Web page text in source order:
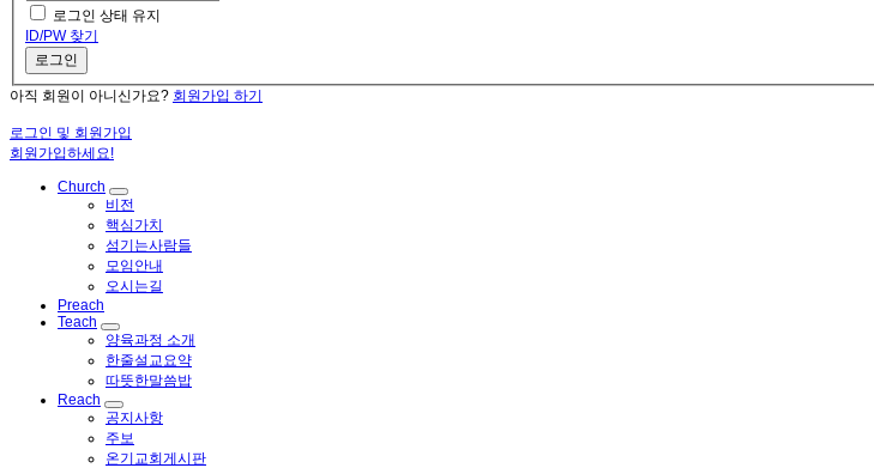
로그인 상태 유지
ID/PW 찾기
로그인
아직 회원이 아니신가요? 회원가입 하기
로그인 및 회원가입
회원가입하세요!
Church
비전
핵심가치
섬기는사람들
모임안내
오시는길
Preach
Teach
양육과정 소개
한줄설교요약
따뜻한말씀밥
Reach
공지사항
주보
온기교회게시판